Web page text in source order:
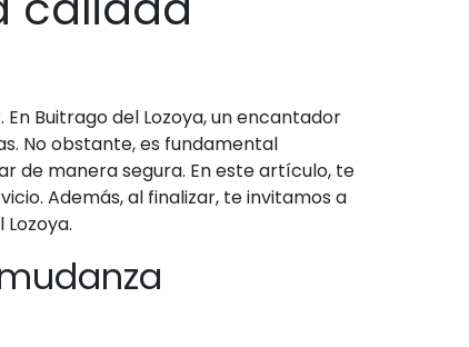
Buitrago del Lozoya, un encantador
No obstante, es fundamental
de manera segura. En este artículo, te
Además, al finalizar, te invitamos a